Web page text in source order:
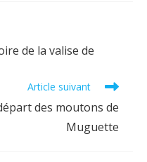
de la valise de
Article suivant
des moutons de
Muguette